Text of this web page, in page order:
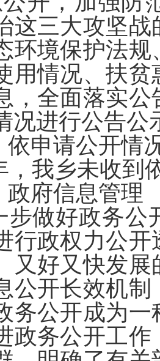
这三大攻坚
环境保护法
用情况、扶
，全面落实
况进行公告公
依申请公开情
，我乡未收到
政府信息管理
步做好政务公
行政权力公
又好又快发
公开长效机
务公开成为
政务公开工